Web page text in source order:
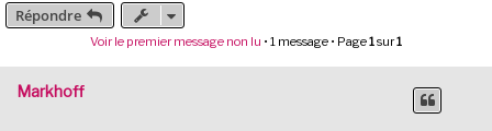
Répondre
Voir le premier message non lu • 1 message • Page1sur1
Markhoff